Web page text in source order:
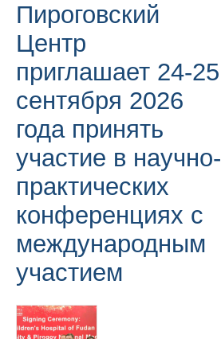
Пироговский
Центр
приглашает 24-25
сентября 2026
года принять
участие в научно-
практических
конференциях с
международным
участием